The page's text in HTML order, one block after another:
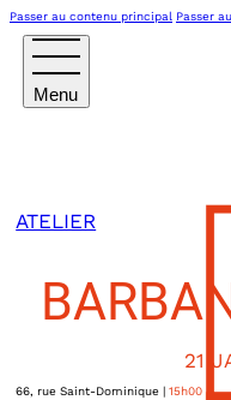
Passer au contenu principal Passer
ATELIER
21
66, rue Saint-Dominique
15h00